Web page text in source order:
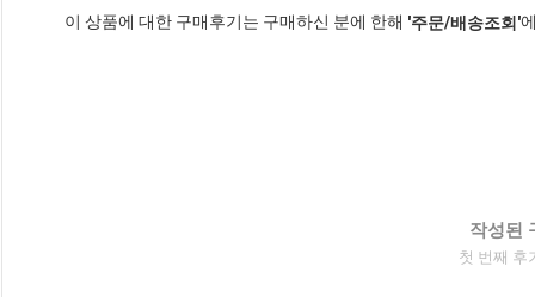
이 상품에 대한 구매후기는 구매하신 분에 한해 '주문/배송조회'
작성된
첫 번째 후